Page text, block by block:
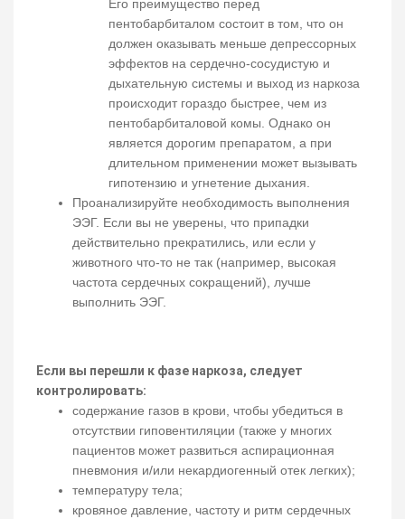
Его преимущество перед
пентобарбиталом состоит в том, что он
должен оказывать меньше депрессорных
эффектов на сердечно-сосудистую и
дыхательную системы и выход из наркоза
происходит гораздо быстрее, чем из
пентобарбиталовой комы. Однако он
является дорогим препаратом, а при
длительном применении может вызывать
гипотензию и угнетение дыхания.
Проанализируйте необходимость выполнения
ЭЭГ. Если вы не уверены, что припадки
действительно прекратились, или если у
животного что-то не так (например, высокая
частота сердечных сокращений), лучше
выполнить ЭЭГ.
Если вы перешли к фазе наркоза, следует
контролировать:
содержание газов в крови, чтобы убедиться в
отсутствии гиповентиляции (также у многих
пациентов может развиться аспирационная
пневмония и/или некардиогенный отек легких);
температуру тела;
кровяное давление, частоту и ритм сердечных